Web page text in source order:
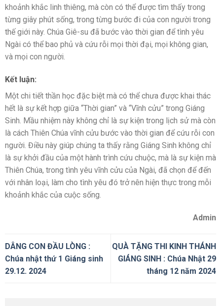
khoảnh khắc linh thiêng, mà còn có thể được tìm thấy trong
từng giây phút sống, trong từng bước đi của con người trong
thế giới này. Chúa Giê-su đã bước vào thời gian để tình yêu
Ngài có thể bao phủ và cứu rỗi mọi thời đại, mọi không gian,
và mọi con người.
Kết luận:
Một chi tiết thần học đặc biệt mà có thể chưa được khai thác
hết là sự kết hợp giữa “Thời gian” và “Vĩnh cửu” trong Giáng
Sinh. Mầu nhiệm này không chỉ là sự kiện trong lịch sử mà còn
là cách Thiên Chúa vĩnh cửu bước vào thời gian để cứu rỗi con
người. Điều này giúp chúng ta thấy rằng Giáng Sinh không chỉ
là sự khởi đầu của một hành trình cứu chuộc, mà là sự kiện mà
Thiên Chúa, trong tình yêu vĩnh cửu của Ngài, đã chọn để đến
với nhân loại, làm cho tình yêu đó trở nên hiện thực trong mỗi
khoảnh khắc của cuộc sống.
Admin
DÂNG CON ĐẦU LÒNG :
Chúa nhật thứ 1 Giáng sinh
29.12. 2024
QUÀ TẶNG THI KINH THÁNH
GIÁNG SINH : Chúa Nhật 29
tháng 12 năm 2024